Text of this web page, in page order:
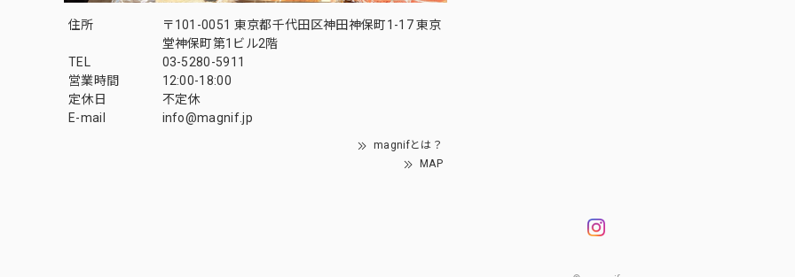
住所
〒101-0051 東京都千代田区神田神保町1-17 東京
堂神保町第1ビル2階
TEL
03-5280-5911
営業時間
12:00-18:00
定休日
不定休
E-mail
info@magnif.jp
magnifとは？
MAP